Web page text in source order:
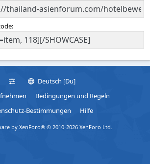
Deutsch [Du]
Bedingungen und Regeln
Bestimmungen
Hilfe
by XenForo® © 2010-2026 XenForo Ltd.